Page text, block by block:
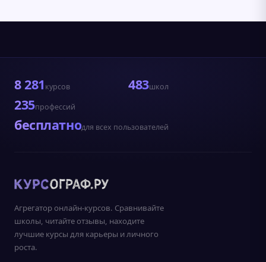
8 281 курсов 483школ
235профессий
бесплатнодля всех пользователей
Агрегатор онлайн-курсов. Сравнивайте
школы, читайте отзывы, находите
лучшие курсы для карьеры и личного
роста.